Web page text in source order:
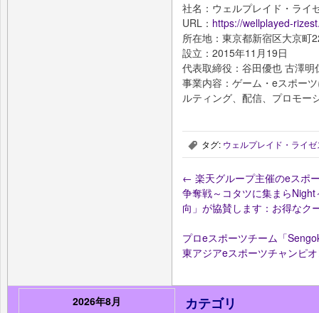
社名：ウェルプレイド・ライ
URL： https://wellplayed-
所在地：東京都新宿区大京町
設立：2015年11月19日
代表取締役：谷田優也 古澤明
事業内容：ゲーム・eスポー
ルティング、配信、プロモー
, タグ: ウェルプレイド・ライ
← 楽天グループ主催のeスポ
争奪戦～コタツに集まら
向」が協賛します：お得なク
プロeスポーツチーム「
東アジアeスポーツチャンピ
2026年8月
カテゴリ